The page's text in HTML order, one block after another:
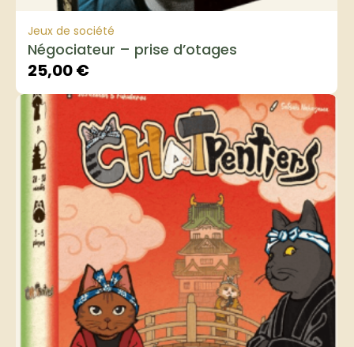
Jeux de société
Négociateur – prise d’otages
25,00€